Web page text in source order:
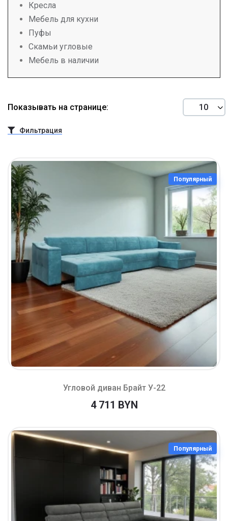
Кресла
Мебель для кухни
Пуфы
Скамьи угловые
Мебель в наличии
Показывать на странице:
Фильтрация
Популярный
Угловой диван Брайт У-22
4 711 BYN
Популярный